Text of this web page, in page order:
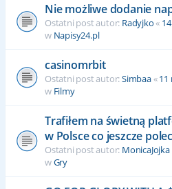
Nie możliwe dodanie
Ostatni post autor: Radyjko«
w Napisy24.pl
casinomrbit
Ostatni post autor:Simbaa«11
w Filmy
Trafiłem na świetną
w Polsce co jeszcze
Ostatni post autor: MonicaJojka
wGry